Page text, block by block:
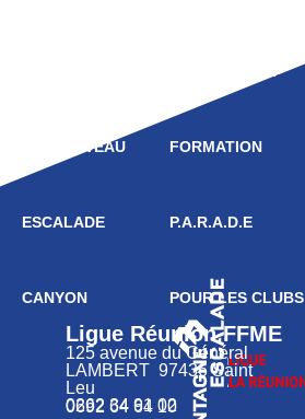
HAUT NIVEAU
ESCALADE
CANYON
FORMATION
P.A.R.A.D.E
POUR LES CLUBS
Ligue Réunion FFME
125 avenue du Général
LAMBERT 97436 Saint
Leu
0262 34 91 02
0692 64 64 10